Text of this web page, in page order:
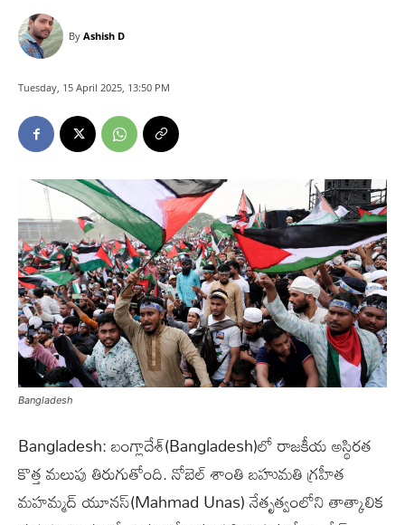
By Ashish D
Tuesday, 15 April 2025, 13:50 PM
Bangladesh
Bangladesh: బంగ్లాదేశ్‌(Bangladesh)లో రాజకీయ అస్థిరత
కొత్త మలుపు తిరుగుతోంది. నోబెల్‌ శాంతి బహుమతి గ్రహీత
మహమ్మద్‌ యూనస్‌(Mahmad Unas) నేతృత్వంలోని తాత్కాలిక